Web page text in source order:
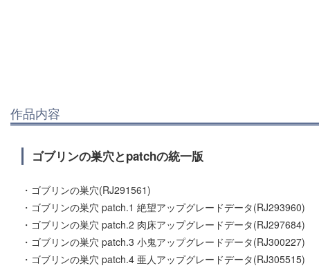
作品内容
ゴブリンの巣穴とpatchの統一版
・ゴブリンの巣穴(RJ291561)
・ゴブリンの巣穴 patch.1 絶望アップグレードデータ(RJ293960)
・ゴブリンの巣穴 patch.2 肉床アップグレードデータ(RJ297684)
・ゴブリンの巣穴 patch.3 小鬼アップグレードデータ(RJ300227)
・ゴブリンの巣穴 patch.4 亜人アップグレードデータ(RJ305515)